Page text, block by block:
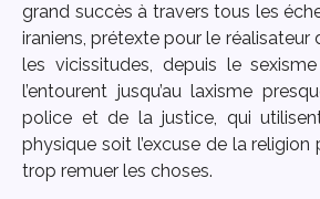
grand succès à travers tous les
iraniens, prétexte pour le réalisateur
les vicissitudes, depuis le
l’entourent jusqu’au laxisme
police et de la justice, qui
physique soit l’excuse de la religion
trop remuer les choses.